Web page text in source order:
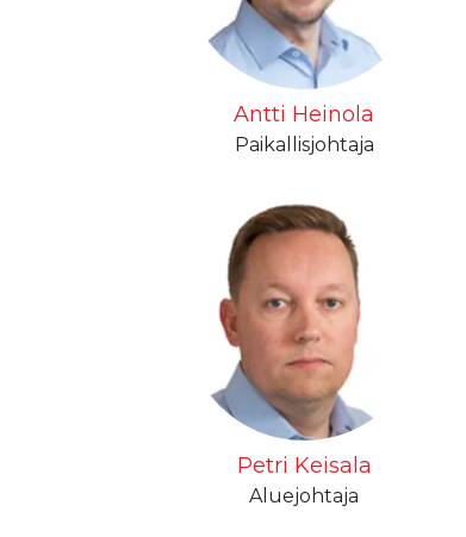
Antti Heinola
Paikallisjohtaja
Petri Keisala
Aluejohtaja